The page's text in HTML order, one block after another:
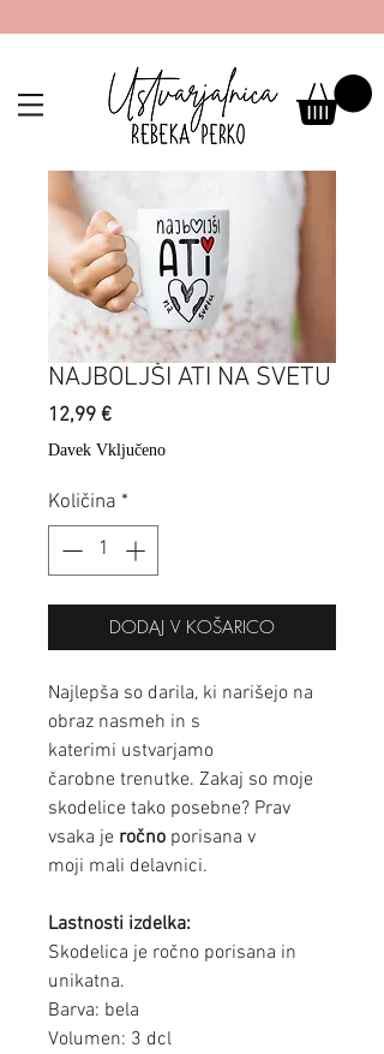
NAJBOLJŠI ATI NA SVETU
12,99 €Price
Davek Vključeno
Količina *
DODAJ V KOŠARICO
Najlepša so darila, ki narišejo na
obraz nasmeh in s
katerimi ustvarjamo
čarobne trenutke. Zakaj so moje
skodelice tako posebne? Prav
vsaka je ročno porisana v
moji mali delavnici.
Lastnosti izdelka:
Skodelica je ročno porisana in
unikatna.
Barva: bela
Volumen: 3 dcl